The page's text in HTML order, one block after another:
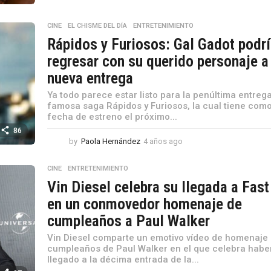
s
a
g
o
86
CINE ,EL CHISME DEL DÍA ,ENTRETENIMIENTO
Rápidos y Furiosos: Gal Gadot
regresar con su querido personaje
nueva entrega
Ya todo parece estar listo para la penúltima
famosa saga Rápidos y Furiosos, la cual tiene como
fecha de estreno el próximo...
by Paola Hernández 4 años ago
g
o
CINE ,ENTRETENIMIENTO
Vin Diesel celebra su llegada a
en un conmovedor homenaje de
cumpleaños a Paul Walker
Vin Diesel comparte un emotivo vídeo de homenaje
cumpleaños de Paul Walker en el que celebra
llegado a la décima entrada de la...